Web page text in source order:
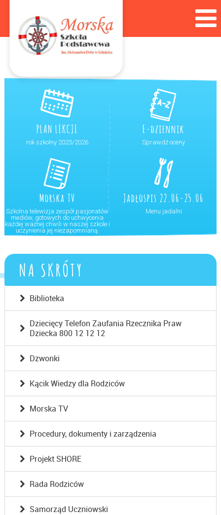
PLAN LEKCJI
rok szkolny 2025/2026
E-dziennik
Sprawdź oceny
Morska TV
Szkolna telewizja zespół pasjonatów
mediów, gotowych do uchwycenia
każdej ważnej chwili w naszej szkole i
uczynienia jej niezapomnianą.
Jadłospis 22.06-25.06
Menu jadalni
NA SKRÓTY
Biblioteka
Dziecięcy Telefon Zaufania Rzecznika Praw
Dziecka 800 12 12 12
Dzwonki
Kącik Wiedzy dla Rodziców
Morska TV
Procedury, dokumenty i zarządzenia
Projekt SHORE
Rada Rodziców
Samorząd Uczniowski